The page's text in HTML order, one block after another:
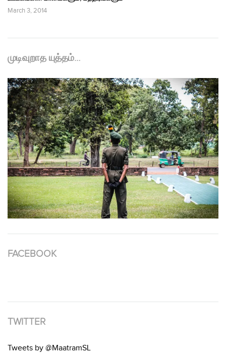
March 3, 2014
முடிவுறாத யுத்தம்…
FACEBOOK
TWITTER
Tweets by @MaatramSL